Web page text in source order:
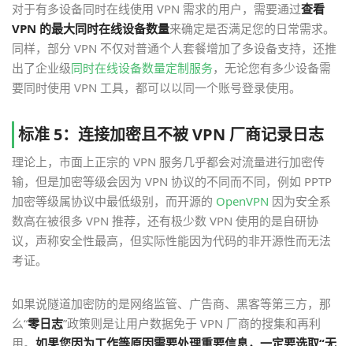
对于有多设备同时在线使用 VPN 需求的用户，需要通过查看
VPN 的最大同时在线设备数量来确定是否满足您的日常需求。
同样，部分 VPN 不仅对普通个人套餐增加了多设备支持，还推
出了企业级同时在线设备数量定制服务，无论您有多少设备需
要同时使用 VPN 工具，都可以以同一个账号登录使用。
标准 5：连接加密且不被 VPN 厂商记录日志
理论上，市面上正宗的 VPN 服务几乎都会对流量进行加密传
输，但是加密等级会因为 VPN 协议的不同而不同，例如 PPTP
加密等级属协议中最低级别，而开源的 OpenVPN 因为安全系
数高在被很多 VPN 推荐，还有极少数 VPN 使用的是自研协
议，声称安全性最高，但实际性能因为代码的非开源性而无法
考证。
如果说隧道加密防的是网络监管、广告商、黑客等第三方，那
么“零日志”政策则是让用户数据免于 VPN 厂商的搜集和再利